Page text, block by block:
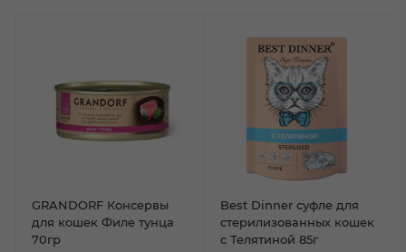
GRANDORF Консервы
для кошек Филе тунца
70гр
Best Dinner суфле для
стерилизованных кошек
с Телятиной 85г